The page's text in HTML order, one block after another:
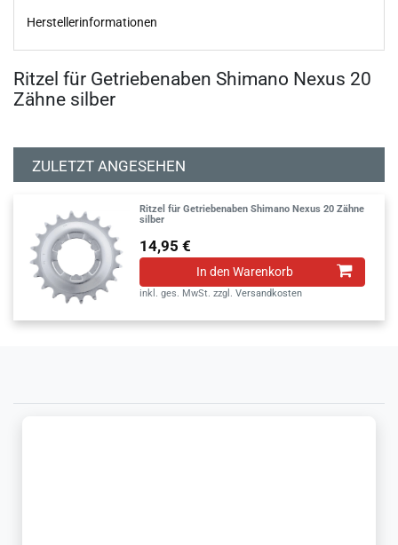
Herstellerinformationen
Ritzel für Getriebenaben Shimano Nexus 20
Zähne silber
ZULETZT ANGESEHEN
Ritzel für Getriebenaben Shimano Nexus 20 Zähne
silber
14,95 €
In den Warenkorb
inkl. ges. MwSt. zzgl.Versandkosten